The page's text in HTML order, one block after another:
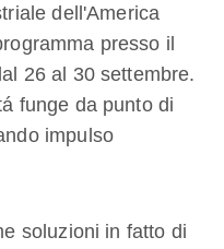
dell'America
presso il
26 al 30 settembre.
funge da punto di
impulso
soluzioni in fatto di